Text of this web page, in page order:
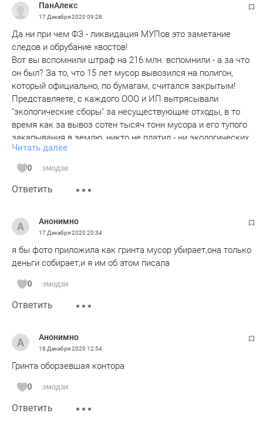
ПанАлекс
17 Декабря 2020 09:28
Да ни при чем ФЗ - ликвидация МУПов это заметание
следов и обрубание хвостов!
Вот вы вспомнили штраф на 216 млн. вспомнили - а за что
он был? За то, что 15 лет мусор вывозился на полигон,
который официально, по бумагам, считался закрытым!
Представляете, с каждого ООО и ИП вытрясывали
"экологические сборы" за несуществующие отходы, в то
время как за вывоз сотен тысяч тонн мусора и его тупого
закапывания в землю, никто не платил - ни экологических
сборов. Да даже экономили на технологии захоронения! И
при этом со всех челнинцев, в составе тарифа все эти
сборы учитывались! То есть там столько уголовных дел
должно было быть! Но на уровне города и региона все
возбудилась на явную противозаконную деятельность!
Ну и ныне немало "хвостов" - тот же скандал по кладбищу.
Ага, так же как с аферой с большими автобусами, - городу
и поставщикам одни убытки, а бенефициарам....
Читать далее
0 эмодзи
Ответить
Анонимно
17 Декабря 2020 20:34
я бы фото приложила как гринта мусор убирает,она только
деньги собирает,и я им об этом писала
0 эмодзи
Ответить
Анонимно
18 Декабря 2020 12:54
Гринта оборзевшая контора
0 эмодзи
Ответить